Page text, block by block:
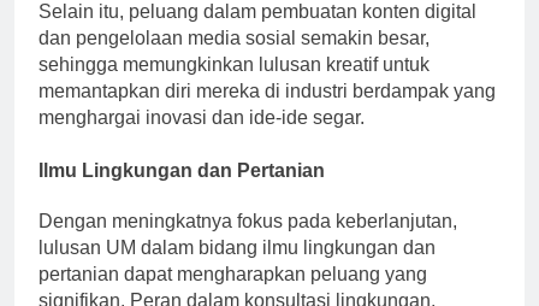
Selain itu, peluang dalam pembuatan konten digital
dan pengelolaan media sosial semakin besar,
sehingga memungkinkan lulusan kreatif untuk
memantapkan diri mereka di industri berdampak yang
menghargai inovasi dan ide-ide segar.
Ilmu Lingkungan dan Pertanian
Dengan meningkatnya fokus pada keberlanjutan,
lulusan UM dalam bidang ilmu lingkungan dan
pertanian dapat mengharapkan peluang yang
signifikan. Peran dalam konsultasi lingkungan,